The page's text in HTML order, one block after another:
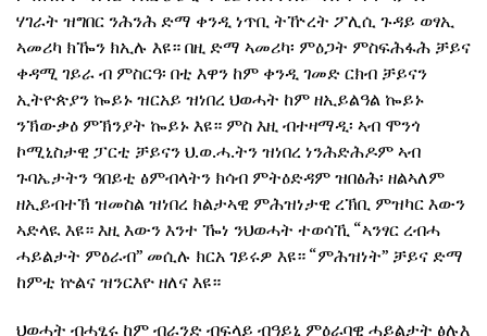
ሃገራት ዝግበር ንሕንሕ ድማ ቀንዲ ነጥቢ ትዅረት ፖሊሲ ጉዳይ ወፃኢ
ኣመሪካ ክዀን ክኢሉ እዩ። በዚ ድማ ኣመሪካ፡ ምዕጋት ምስፍሕፋሕ ቻይና
ቀዳሚ ገይራ ብ ምስርዓ፡ በቲ እዋን ከም ቀንዲ ገመድ ርክብ ቻይናን
ኢትዮጵያን ኰይኑ ዝርአይ ዝነበረ ህወሓት ከም ዘኢይልዓል ኰይኑ
ንኽውቃዕ ምኽንያት ኰይኑ እዩ። ምስ እዚ ብተዛማዲ፡ ኣብ ሞንጎ
ኮሚኒስታዊ ፓርቲ ቻይናን ህ.ወ.ሓ.ትን ዝነበረ ነንሕድሕዶም ኣብ
ጉባኤታትን ዓበይቲ ፅምብላትን ክሳብ ምትዕድዳም ዝበፅሕ፡ ዘልኣለም
ዘኢይብተኽ ዝመስል ዝነበረ ክልታኣዊ ምሕዝነታዊ ረኽቢ ምዝካር እውን
ኣድላዪ እዩ። እዚ እውን እንተ ዀነ ንህወሓት ተወሳኺ “ኣንፃር ረብሓ
ሓይልታት ምዕራብ” መሲሉ ክርአ ገይሩዎ እዩ። “ምሕዝነት” ቻይና ድማ
ከምቲ ኵልና ዝንርእዮ ዘለና እዩ።
ህወሓት ብሓፂሩ ከም ብራንድ ብፍላይ ብዓይኒ ምዕራባዊ ሓይልታት ፅሉእ